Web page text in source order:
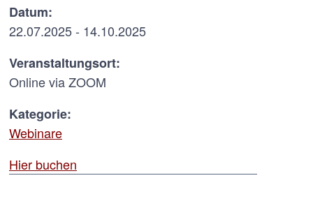
Datum:
22.07.2025 - 14.10.2025
Veranstaltungsort:
Online via ZOOM
Kategorie:
Webinare
Hier buchen